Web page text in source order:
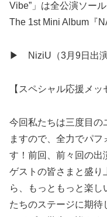
Vibe”」は全公演ソー
The 1st Mini Album『
▶ NiziU（3月9日出
【スペシャル応援メッ
今回私たちは三度目の
ますので、全力でパフ
す！前回、前々回の出
ゲストの皆さまと盛り
ら、もっともっと楽
たちのステージに期待